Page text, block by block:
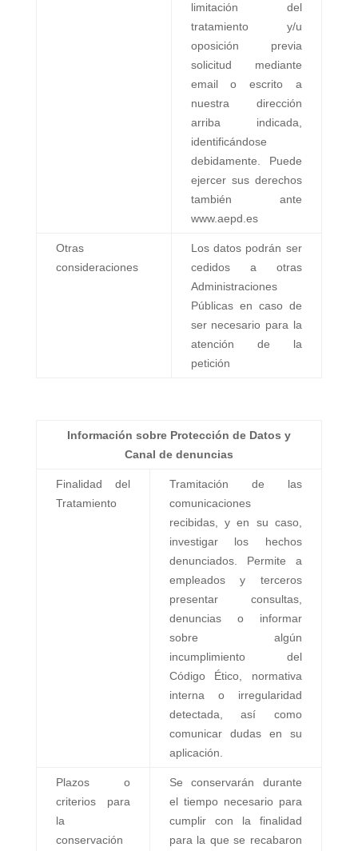
limitación del
tratamiento y/u
oposición previa
solicitud mediante
email o escrito a
nuestra dirección
arriba indicada,
identificándose
debidamente. Puede
ejercer sus derechos
también ante
www.aepd.es
Otras
consideraciones
Los datos podrán ser
cedidos a otras
Administraciones
Públicas en caso de
ser necesario para la
atención de la
petición
Información sobre Protección de Datos y
Canal de denuncias
Finalidad del
Tratamiento
Tramitación de las
comunicaciones
recibidas, y en su caso,
investigar los hechos
denunciados. Permite a
empleados y terceros
presentar consultas,
denuncias o informar
sobre algún
incumplimiento del
Código Ético, normativa
interna o irregularidad
detectada, así como
comunicar dudas en su
aplicación.
Plazos o
criterios para
la
conservación
Se conservarán durante
el tiempo necesario para
cumplir con la finalidad
para la que se recabaron